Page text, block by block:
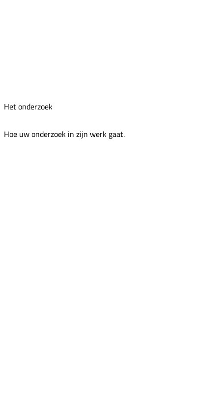
Het onderzoek
Hoe uw onderzoek in zijn werk gaat.